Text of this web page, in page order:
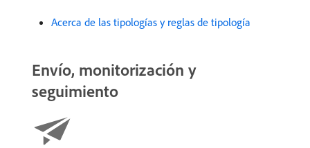
Acerca de las tipologías y reglas de tipología
Envío, monitorización y
seguimiento